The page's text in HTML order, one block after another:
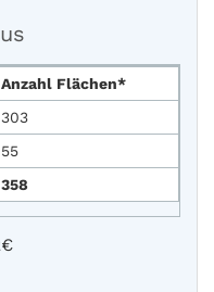
Anzahl Flächen*
303
55
358